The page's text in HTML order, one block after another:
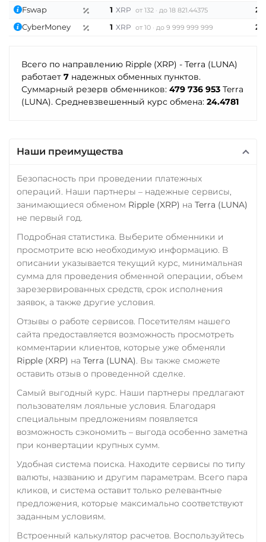
Synthetix (SNX)
Terra (LUNA)
Tether (USDT)
Omni ERC20
BEP20
POL
The Sandbox (SAND)
THETA
Tron (TRX)
TrueUSD (TUSD)
ERC20 TRC20 BEP
Trust Wallet Token (TWT)
BEP20
USD Coin (USDC)
ERC20 BEP20
AVAX
SOL
Polygon
BASE
RONIN
NEAR
XLM
SUI SONIC
Utopia USD (UUSD)
Промсвязьбанк RUB
Райффайзен
РНКБ RUB
Россельхоз банк RUB
Сбербанк
RUB KZT QR RUB
Совкомбанк RUB
Счет ИП/ООО
Тинькофф
RUB
CASH-IN RUB
QR RUB
УкрСиббанк UAH
Фридом Банк KZT
Центр Кредит KZT
Элкарт KGS
Fswap 1 XRP от 132 до 18 821.44375
CyberMoney
1 XRP от 10 до 9 999 999 999
Всего по направлению Ripple (XRP) - Terra (LUNA)
работает 7 надежных обменных пунктов.
Суммарный резерв обменников: 479 736 953 Terra
(LUNA). Средневзвешенный курс обмена: 24.4781
Наши преимущества
Безопасность при проведении платежных
операций. Наши партнеры – надежные сервисы,
занимающиеся обменом Ripple (XRP) на Terra (LUNA)
не первый год.
Подробная статистика. Выберите обменники и
просмотрите всю необходимую информацию. В
описании указывается текущий курс, минимальная
сумма для проведения обменной операции, объем
зарезервированных средств, срок исполнения
заявок, а также другие условия.
Отзывы о работе сервисов. Посетителям нашего
сайта предоставляется возможность просмотреть
комментарии клиентов, которые уже обменяли
Ripple (XRP) на Terra (LUNA). Вы также сможете
оставить отзыв о проведенной сделке.
Самый выгодный курс. Наши партнеры предлагают
пользователям лояльные условия. Благодаря
специальным предложениям появляется
возможность сэкономить – выгода особенно заметна
при конвертации крупных сумм.
Удобная система поиска. Находите сервисы по типу
валюты, названию и другим параметрам. Всего пара
кликов, и система оставит только релевантные
предложения, которые максимально соответствуют
заданным условиям.
Встроенный калькулятор расчетов. Воспользуйтесь